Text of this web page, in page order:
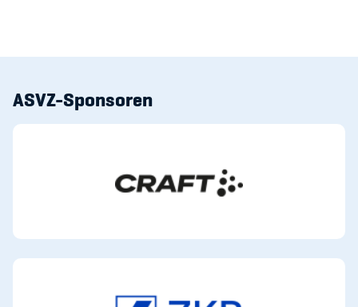
ASVZ-Sponsoren